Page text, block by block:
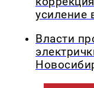
усиление
Власти